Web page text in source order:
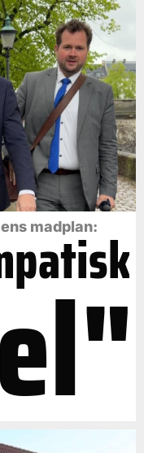
madplan: